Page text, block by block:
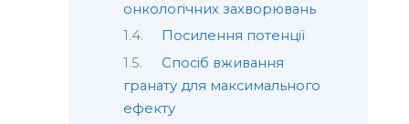
онкологічних захворювань
Посилення потенції
Спосіб вживання
гранату для максимального
ефекту